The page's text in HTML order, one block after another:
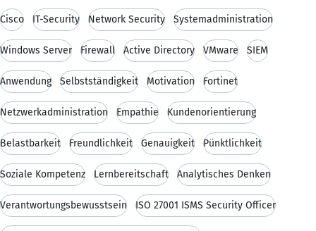
Cisco IT-Security Network Security Systemadministration
Windows Server Firewall Active Directory VMware SIEM
Anwendung Selbstständigkeit Motivation Fortinet
Netzwerkadministration Empathie Kundenorientierung
Belastbarkeit Freundlichkeit Genauigkeit Pünktlichkeit
Soziale Kompetenz Lernbereitschaft Analytisches Denken
Verantwortungsbewusstsein ISO 27001 ISMS Security Officer